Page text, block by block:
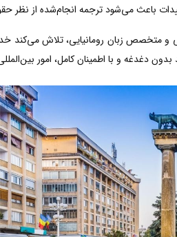
باعث می‌شود ترجمه انجام‌شده از نظر
و متخصص زبان رومانیایی، تلاش می‌کند
دغدغه و با اطمینان کامل، امور